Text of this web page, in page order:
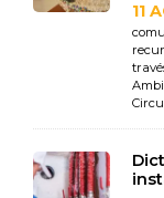
11